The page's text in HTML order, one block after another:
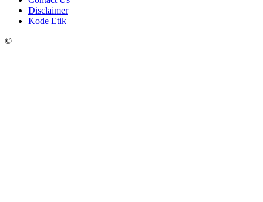
Disclaimer
Kode Etik
©